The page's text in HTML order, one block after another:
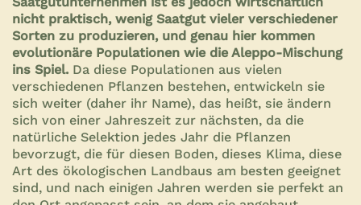
nicht praktisch, wenig Saatgut vieler verschiedener
Sorten zu produzieren, und genau hier kommen
evolutionäre Populationen wie die Aleppo-Mischung
ins Spiel. Da diese Populationen aus vielen
verschiedenen Pflanzen bestehen, entwickeln sie
sich weiter (daher ihr Name), das heißt, sie ändern
sich von einer Jahreszeit zur nächsten, da die
natürliche Selektion jedes Jahr die Pflanzen
bevorzugt, die für diesen Boden, dieses Klima, diese
Art des ökologischen Landbaus am besten geeignet
sind, und nach einigen Jahren werden sie perfekt an